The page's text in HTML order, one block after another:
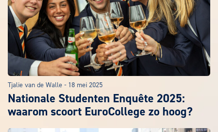
Tjalie van de Walle - 18 mei 2025
Nationale Studenten Enquête 2025:
waarom scoort EuroCollege zo hoog?